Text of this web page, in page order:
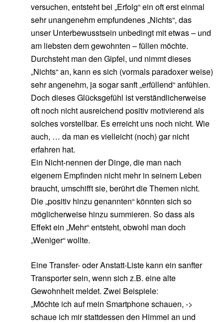
versuchen, entsteht bei „Erfolg“ ein oft erst einmal
sehr unangenehm empfundenes „Nichts“, das
unser Unterbewusstsein unbedingt mit etwas – und
am liebsten dem gewohnten – füllen möchte.
Durchsteht man den Gipfel, und nimmt dieses
„Nichts“ an, kann es sich (vormals paradoxer weise)
sehr angenehm, ja sogar sanft „erfüllend“ anfühlen.
Doch dieses Glücksgefühl ist verständlicherweise
oft noch nicht ausreichend positiv motivierend als
solches vorstellbar. Es erreicht uns noch nicht. Wie
auch, … da man es vielleicht (noch) gar nicht
erfahren hat.
Ein Nicht-nennen der Dinge, die man nach
eigenem Empfinden nicht mehr in seinem Leben
braucht, umschifft sie, berührt die Themen nicht.
Die „positiv hinzu genannten“ könnten sich so
möglicherweise hinzu summieren. So dass als
Effekt ein „Mehr“ entsteht, obwohl man doch
„Weniger“ wollte.
Eine Transfer- oder Anstatt-Liste kann ein sanfter
Transporter sein, wenn sich z.B. eine alte
Gewohnheit meldet. Zwei Beispiele:
„Möchte ich auf mein Smartphone schauen, ->
schaue ich mir stattdessen den Himmel an und